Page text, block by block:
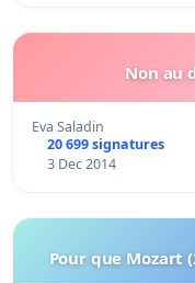
Non au
Eva Saladin
20 699 signatures
3 Dec 2014
Pour que Mozart